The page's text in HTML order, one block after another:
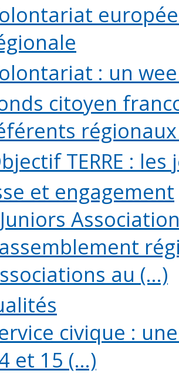
: un
citoyen
régionaux
TERRE :
et engagement
au (...)
civique :
et 15 (...)